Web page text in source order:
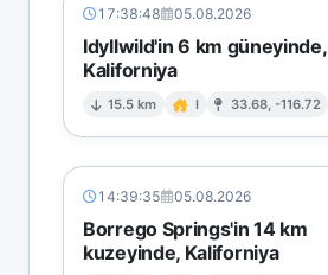
17:38:48 05.08.2026
Idyllwild'in 6 km güneyinde,
Kaliforniya
15.5 km I 33.68, -116.72
14:39:35 05.08.2026
Borrego Springs'in 14 km
kuzeyinde, Kaliforniya